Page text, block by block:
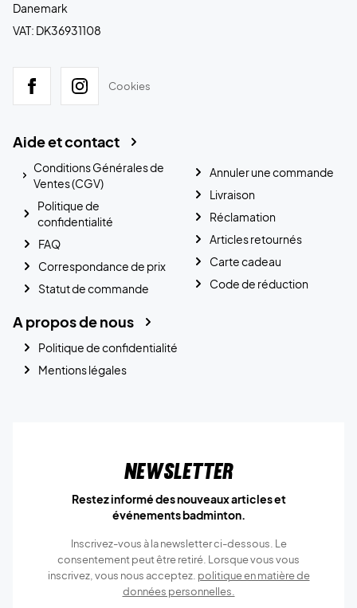
Danemark
VAT: DK36931108
Cookies
Aide et contact
Conditions Générales de
Ventes (CGV)
Politique de
confidentialité
FAQ
Correspondance de prix
Statut de commande
Annuler une commande
Livraison
Réclamation
Articles retournés
Carte cadeau
Code de réduction
A propos de nous
Politique de confidentialité
Mentions légales
Newsletter
Restez informé des nouveaux articles et
événements badminton.
Inscrivez-vous à la newsletter ci-dessous. Le
consentement peut être retiré. Lorsque vous vous
inscrivez, vous nous acceptez. politique en matière de
données personnelles.